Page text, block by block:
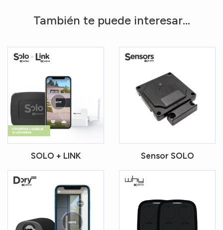
También te puede interesar...
SOLO + LINK Sensor SOLO